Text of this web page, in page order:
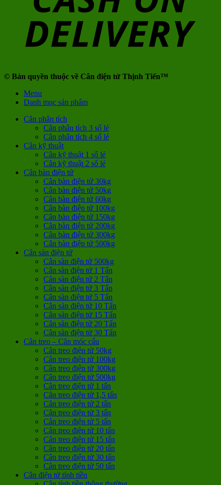
© Bản quyền thuộc về Cân điện tử Thịnh Tiến™
Menu
Danh mục sản phẩm
Cân phân tích
Cân phân tích 3 số lẻ
Cân phân tích 4 số lẻ
Cân kỹ thuật
Cân kỹ thuật 1 số lẻ
Cân kỹ thuật 2 số lẻ
Cân bàn điện tử
Cân bàn điện tử 30kg
Cân bàn điện tử 50kg
Cân bàn điện tử 60kg
Cân bàn điện tử 100kg
Cân bàn điện tử 150kg
Cân bàn điện tử 200kg
Cân bàn điện tử 300kg
Cân bàn điện tử 500kg
Cân sàn điện tử
Cân sàn điện tử 500kg
Cân sàn điện tử 1 Tấn
Cân sàn điện tử 2 Tấn
Cân sàn điện tử 3 Tấn
Cân sàn điện tử 5 Tấn
Cân sàn điện tử 10 Tấn
Cân sàn điện tử 15 Tấn
Cân sàn điện tử 20 Tấn
Cân sàn điện tử 30 Tấn
Cân treo – Cân móc cẩu
Cân treo điện tử 50kg
Cân treo điện tử 100kg
Cân treo điện tử 300kg
Cân treo điện tử 500kg
Cân treo điện tử 1 tấn
Cân treo điện tử 1,5 tấn
Cân treo điện tử 2 tấn
Cân treo điện tử 3 tấn
Cân treo điện tử 5 tấn
Cân treo điện tử 10 tấn
Cân treo điện tử 15 tấn
Cân treo điện tử 20 tấn
Cân treo điện tử 30 tấn
Cân treo điện tử 50 tấn
Cân điện tử tính tiền